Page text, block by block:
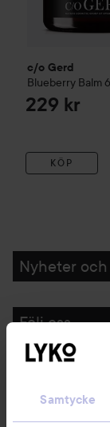
Samtycke
c/o Gerd
Blueberry Balm
229 kr
KÖP
Nyheter
Följ oss